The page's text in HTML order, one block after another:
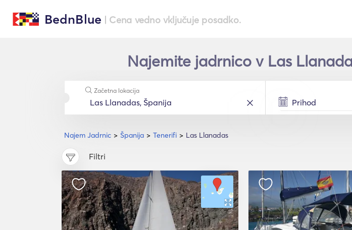
BednBlue | Cena vedno vključuje posadko.
Najemite jadrnico v Las
Najem Jadrnic Španija Tenerifi Las Llanadas
Začetna lokacija
Filtri